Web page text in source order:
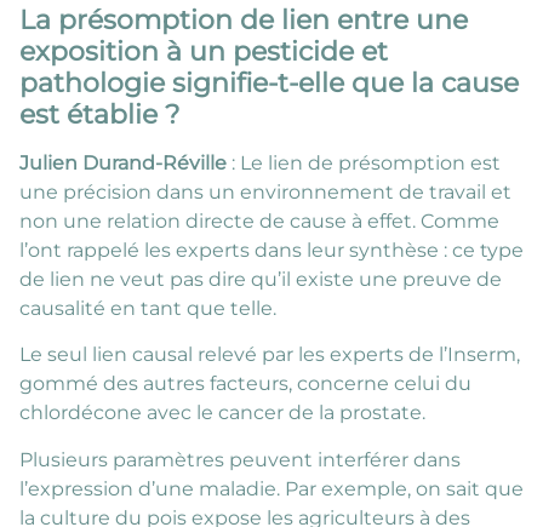
La présomption de lien entre une
exposition à un pesticide et
pathologie signifie-t-elle que la cause
est établie ?
Julien Durand-Réville : Le lien de présomption est
une précision dans un environnement de travail et
non une relation directe de cause à effet. Comme
l’ont rappelé les experts dans leur synthèse : ce type
de lien ne veut pas dire qu’il existe une preuve de
causalité en tant que telle.
Le seul lien causal relevé par les experts de l’Inserm,
gommé des autres facteurs, concerne celui du
chlordécone avec le cancer de la prostate.
Plusieurs paramètres peuvent interférer dans
l’expression d’une maladie. Par exemple, on sait que
la culture du pois expose les agriculteurs à des